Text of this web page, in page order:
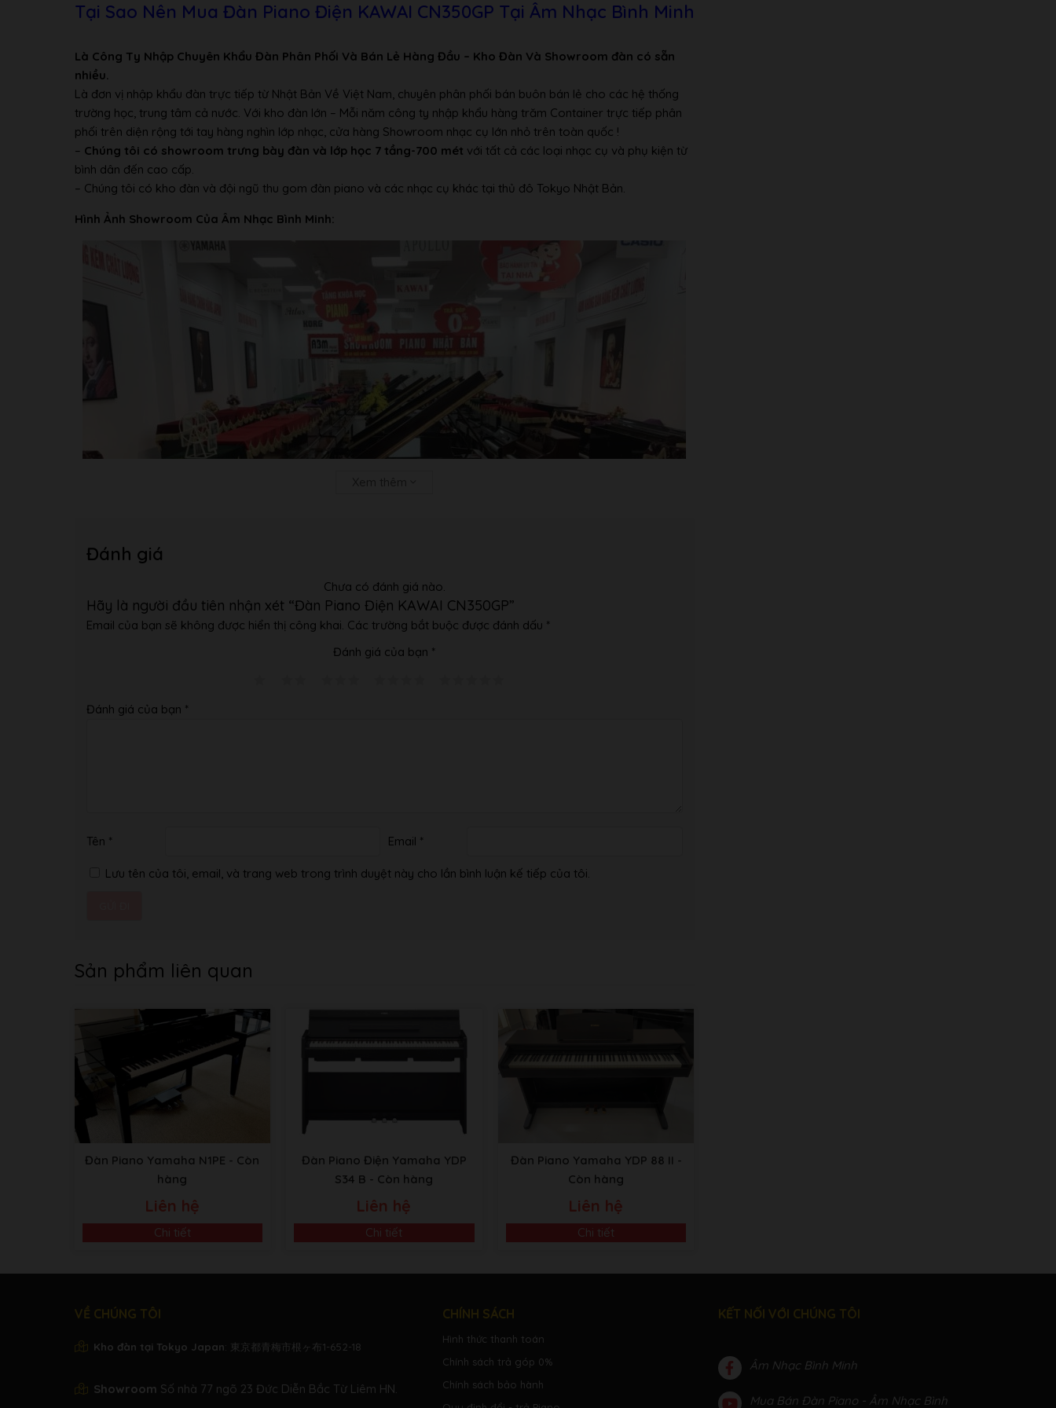
Số phím đàn
88
Kích thước
1360 (W) x 460 (D) x 870 (H) mm
Trọng lượng
50 kg
Màu
Nâu Đen
Điện thế
110V- 220 V
Tại Sao Nên Mua Đàn Piano Điện KAWAI CN350GP Tại Âm Nhạc Bình Minh
Là Công Ty Nhập Chuyên Khẩu Đàn Phân Phối Và Bán Lẻ Hàng Đầu – Kho Đàn Và Showroom đàn có sẵn
nhiều.
Là đơn vị nhập khẩu đàn trực tiếp từ Nhật Bản Về Việt Nam, chuyên phân phối bán buôn bán lẻ cho các hệ thống
trường học, trung tâm cả nước. Với kho đàn lớn – Mỗi năm công ty nhập khẩu hàng trăm Container trực tiếp phân
phối trên diện rộng tới tay hàng nghìn lớp nhạc, cửa hàng Showroom nhạc cụ lớn nhỏ trên toàn quốc !
– Chúng tôi có showroom trưng bày đàn và lớp học 7 tầng-700 mét với tất cả các loại nhạc cụ và phụ kiện từ
bình dân đến cao cấp.
– Chúng tôi có kho đàn và đội ngũ thu gom đàn piano và các nhạc cụ khác tại thủ đô Tokyo Nhật Bản.
Hình Ảnh Showroom Của Âm Nhạc Bình Minh:
Đánh giá
Chưa có đánh giá nào.
Hãy là người đầu tiên nhận xét “Đàn Piano Điện KAWAI CN350GP”
Email của bạn sẽ không được hiển thị công khai. Các trường bắt buộc được đánh dấu *
Đánh giá của bạn *
Đánh giá của bạn *
Tên * Email *
Lưu tên của tôi, email, và trang web trong trình duyệt này cho lần bình luận kế tiếp của tôi.
Sản phẩm liên quan
Đàn Piano Yamaha N1PE - Còn
hàng
Liên hệ
Chi tiết
Đàn Piano Điện Yamaha YDP
S34 B - Còn hàng
Liên hệ
Chi tiết
Đàn Piano Yamaha YDP 88 II -
Còn hàng
Liên hệ
Chi tiết
VỀ CHÚNG TÔI
Kho đàn tại Tokyo Japan: 東京都青梅市根ヶ布1-652-18
Showroom Số nhà 77 ngõ 23 Đức Diễn Bắc Từ Liêm HN.
CHÍNH SÁCH
Hình thức thanh toán
Chính sách trả góp 0%
Chính sách bảo hành
KẾT NỐI VỚI CHÚNG TÔI
Âm Nhạc Bình Minh
Mua Bán Đàn Piano - Âm Nhạc Bình